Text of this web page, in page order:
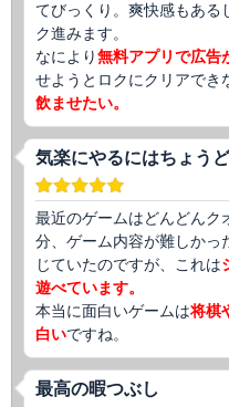
てびっくり。爽快感もある
ク進みます。
なにより無料アプリで広告
せようとロクにクリアでき
飲ませたい。
気楽にやるにはちょうど
最近のゲームはどんどんク
分、ゲーム内容が難しかっ
じていたのですが、これは
遊べています。
本当に面白いゲームは将棋
白いですね。
最高の暇つぶし